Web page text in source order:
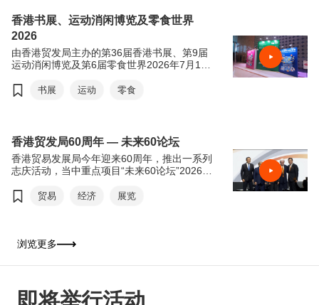
区，为入场人士带来集阅读、运动与消闲于一
体的盛夏旅程。
香港书展、运动消闲博览及零食世界
2026
由香港贸发局主办的第36届香港书展、第9届
运动消闲博览及第6届零食世界2026年7月15
以“从香港阅读世界：文创传承．旅悦人生”，
享，进一步彰显香港作为中外文化艺术交流中
心的独特优势。连同同期举行的运动消闲博览
及零食世界，三展共吸引超过770家参展商参
与，为市民及旅客带来集阅读、运动及美食于
一。
书展 运动 零食
香港贸发局60周年 — 未来60论坛
香港贸易发展局今年迎来60周年，推出一系列
志庆活动，当中重点项目“未来60论坛”2026年
坛”以“回顾与前瞻”为主轴，由贸发局前主席邓
担任论坛嘉宾，并担任主持，共同回顾香港经
程，探讨香港如何在百年变局中继续发挥“超
贸易 经济 展览
浏览更多